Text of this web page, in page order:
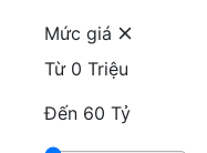
Mức giá
Từ 0 Triệu
Đến 60 Tỷ